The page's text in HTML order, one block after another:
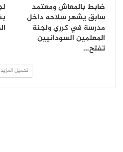
ضابط بالمعاش ومعتمد
سابق يشهر سلاحه داخل
مدرسة في كرري ولجنة
المعلمين السودانيين
تفتح…
تحميل المزيد